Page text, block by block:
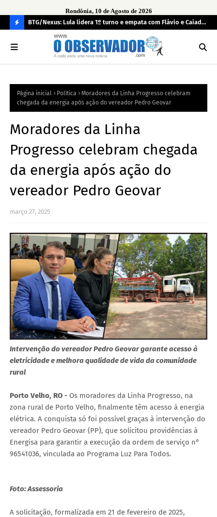
Rondônia, 10 de Agosto de 2026
O
R
BTG/Nexus: Lula lidera 1º turno e empata com Flávio e Caiado
Página inicial Política
Moradores da Linha Progresso celebram
chegada da energia após ação do vereador Pedro Geovar
Moradores da Linha
Progresso celebram chegada
da energia após ação do
vereador Pedro Geovar
março 27, 2025
Intervenção do vereador Pedro Geovar garante acesso à
eletricidade e melhora qualidade de vida da comunidade
rural
Porto Velho, RO - Os moradores da Linha Progresso, na
zona rural de Porto Velho, finalmente têm acesso à energia
elétrica. A conquista só foi possível graças à intervenção do
vereador Pedro Geovar (PP), que solicitou providências à
Energisa para garantir a execução da ordem de serviço n°
96541036, vinculada ao Programa Luz Para Todos.
Foto: Assessoria
A solicitação, formalizada em 21 de fevereiro de 2025,